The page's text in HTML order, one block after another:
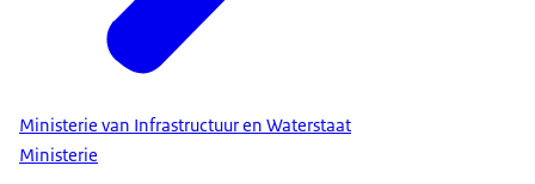
Ministerie van Infrastructuur en Waterstaat
Ministerie